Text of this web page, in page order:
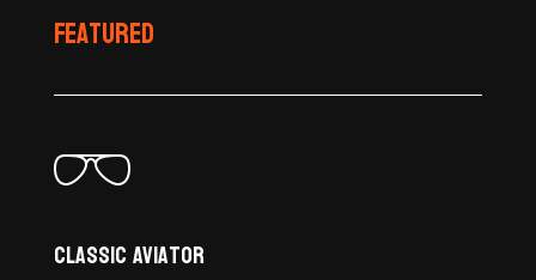
Featured
Classic Aviator